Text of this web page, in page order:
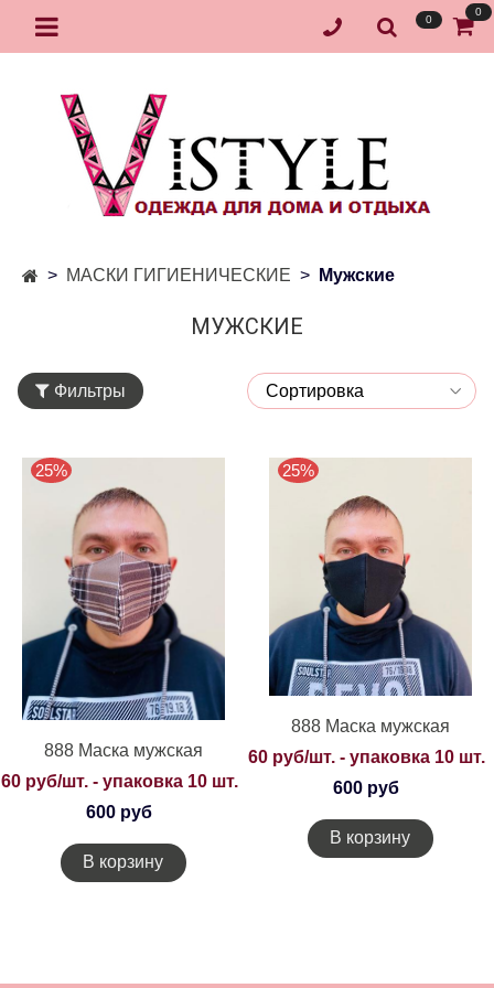
0
0
МАСКИ ГИГИЕНИЧЕСКИЕ Мужские
МУЖСКИЕ
Фильтры
888 Маска мужская
25%
60 руб/шт. - упаковка 10 шт.
600 руб
В корзину
888 Маска мужская
25%
60 руб/шт. - упаковка 10 шт.
600 руб
В корзину